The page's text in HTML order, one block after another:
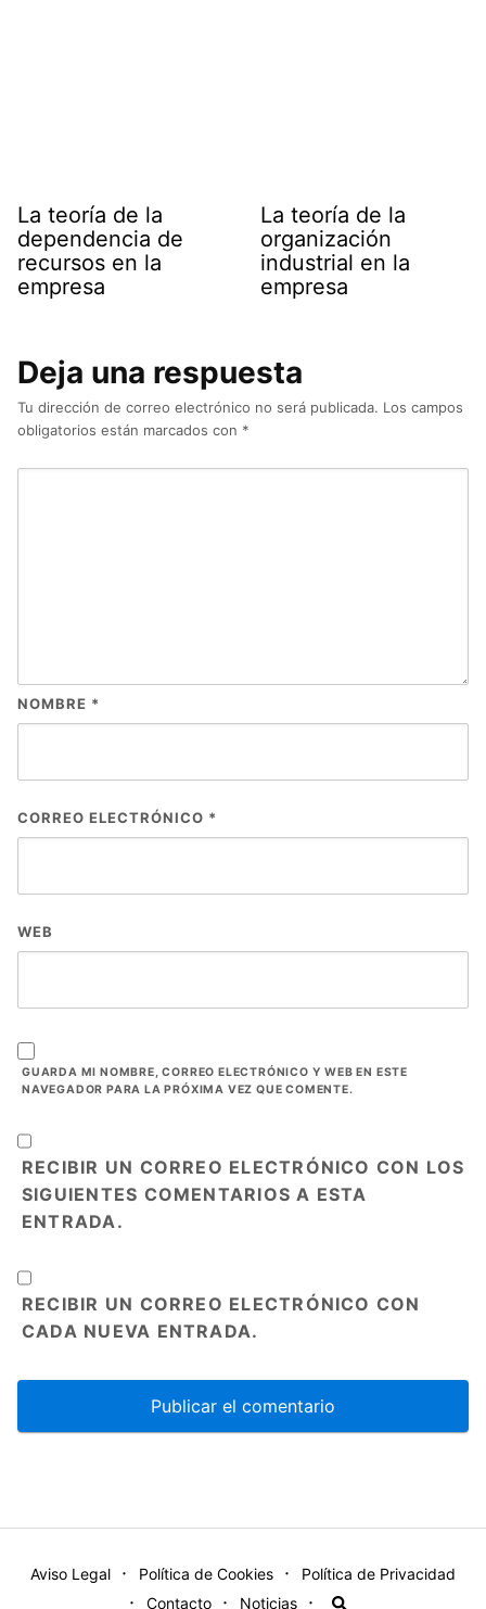
La teoría de la
dependencia de
recursos en la
empresa
La teoría de la
organización
industrial en la
empresa
Deja una respuesta
Tu dirección de correo electrónico no será publicada. Los campos
obligatorios están marcados con *
NOMBRE *
CORREO ELECTRÓNICO *
WEB
GUARDA MI NOMBRE, CORREO ELECTRÓNICO Y WEB EN ESTE
NAVEGADOR PARA LA PRÓXIMA VEZ QUE COMENTE.
RECIBIR UN CORREO ELECTRÓNICO CON LOS
SIGUIENTES COMENTARIOS A ESTA
ENTRADA.
RECIBIR UN CORREO ELECTRÓNICO CON
CADA NUEVA ENTRADA.
Aviso Legal Política de Cookies
Política de Privacidad
Contacto
Noticias